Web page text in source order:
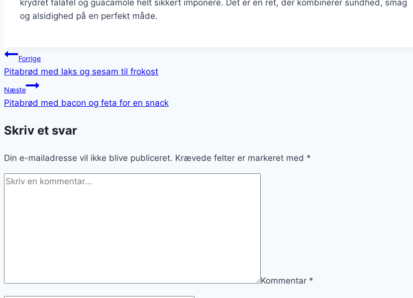
krydret falafel og guacamole helt sikkert imponere. Det er en ret, der kombinerer sundhed, smag
og alsidighed på en perfekt måde.
Indlægsnavigation
Forrige
Pitabrød med laks og sesam til frokost
Næste
Pitabrød med bacon og feta for en snack
Skriv et svar
Din e-mailadresse vil ikke blive publiceret. Krævede felter er markeret med *
Kommentar *